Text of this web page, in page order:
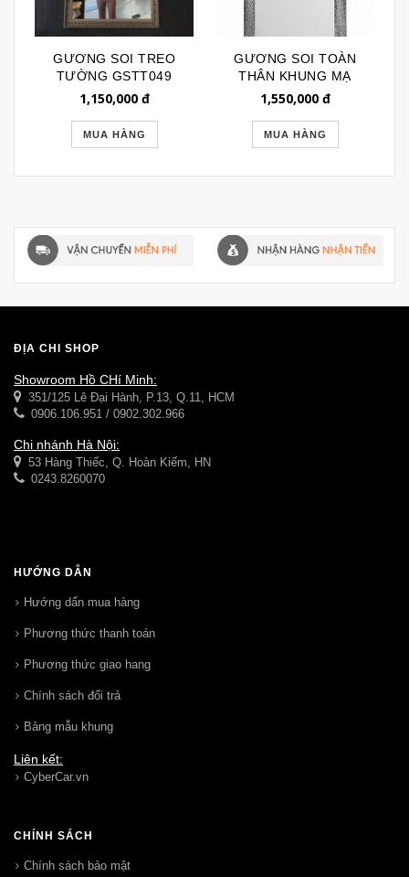
GƯƠNG SOI TREO
TƯỜNG GSTT049
1,150,000đ
MUA HÀNG
GƯƠNG SOI TOÀN
THÂN KHUNG MẠ
BẠC SANG TRỌNG
1,550,000đ
MUA HÀNG
ĐỊA CHỈ SHOP
Showroom Hồ CHí Minh:
351/125 Lê Đại Hành, P.13, Q.11, HCM
0906.106.951 / 0902.302.966
Chi nhánh Hà Nội:
53 Hàng Thiếc, Q. Hoàn Kiếm, HN
0243.8260070
HƯỚNG DẪN
Hướng dẩn mua hàng
Phương thức thanh toán
Phương thức giao hang
Chính sách đổi trả
Bảng mẫu khung
Liên kết:
CyberCar.vn
CHÍNH SÁCH
Chính sách bảo mật